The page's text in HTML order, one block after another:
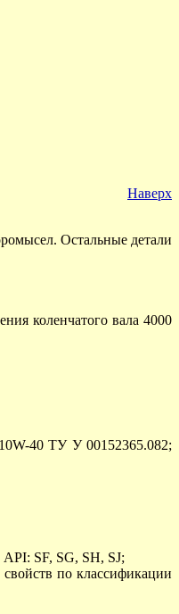
Наверх
Остальные детали
коленчатого вала 4000
40 ТУ У 00152365.082;
SF, SG, SH, SJ;
по классификации